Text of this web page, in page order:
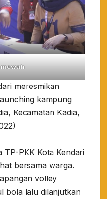
meresmikan
kampung
Kecamatan Kadia,
TP-PKK Kota Kendari
bersama warga.
volley
bola lalu dilanjutkan